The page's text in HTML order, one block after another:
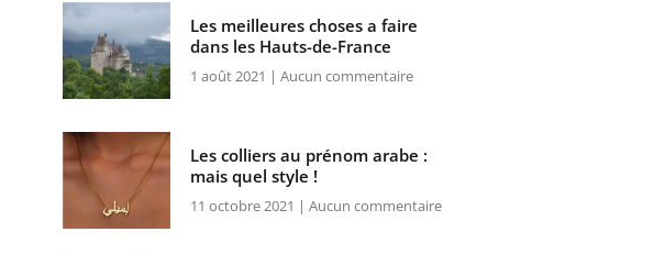
Les meilleures choses a faire
dans les Hauts-de-France
1 août 2021 Aucun commentaire
Les colliers au prénom arabe :
mais quel style !
11 octobre 2021 Aucun commentaire